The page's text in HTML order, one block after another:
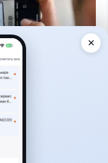
✕